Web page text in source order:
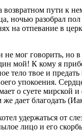
пути к
ночью разобрал
на отпевание в
мог говорить, но
мой! К кому я
тело твое и
упокоения.
о суете
дает благодать
удержаться от
лицо и его